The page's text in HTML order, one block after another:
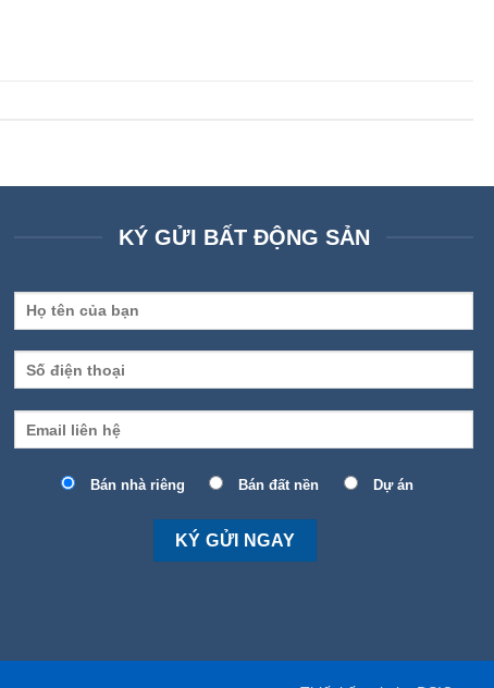
KÝ GỬI BẤT ĐỘNG SẢN
Bán nhà riêng Bán đất nền Dự án